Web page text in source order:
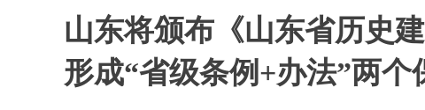
山东将颁布《山东省历史
形成“省级条例+办法”两个